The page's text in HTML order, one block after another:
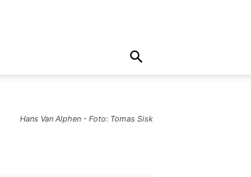
Hans Van Alphen - Foto: Tomas Sisk